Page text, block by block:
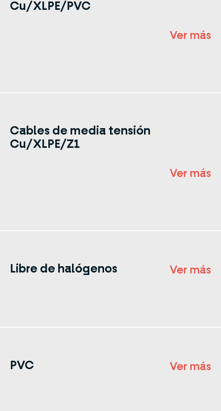
Cu/XLPE/PVC
Ver más
Cables de media tensión
Cu/XLPE/Z1
Ver más
Libre de halógenos Ver más
PVC Ver más